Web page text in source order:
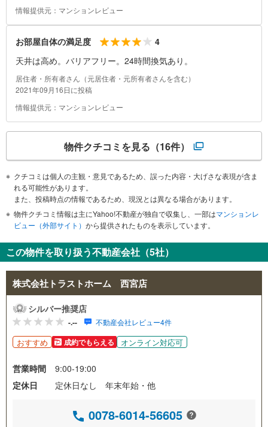
情報提供元：マンションレビュー
お部屋自体の満足度
4
天井は高め。バリアフリー。24時間換気あり。
居住者・所有者さん（元居住者・元所有者さんを含む）
2021年09月16日に投稿
情報提供元：マンションレビュー
物件クチコミを見る （16件）
クチコミは個人の主観・意見であるため、誤った内容・大げさな表現が含ま
れる可能性があります。
また、投稿時点の情報であるため、現況とは異なる場合があります。
物件クチコミ情報は主にYahoo!不動産が独自で収集し、一部はマンションレ
ビュー（外部サイト） から提供されたものを表示しています。
この物件を取り扱う不動産会社（5社）
株式会社トラストホーム 西宮店
シルバー推奨店
-.-- 不動産会社レビュー4件
おすすめ 成約でもらえる オンライン対応可
営業時間
9:00-19:00
定休日
定休日なし 年末年始・他
0078-6014-56605